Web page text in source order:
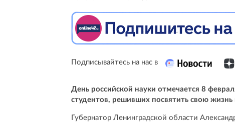
Подписывайтесь на нас в
День российской науки отмечается 8
студентов, решивших посвятить свою жизнь
Губернатор Ленинградской области